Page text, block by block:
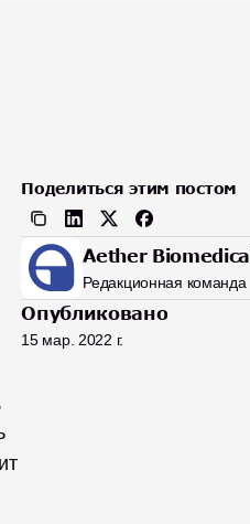
Поделиться этим постом
Aether Biomedical
Редакционная команда
Опубликовано
15 мар. 2022 г.